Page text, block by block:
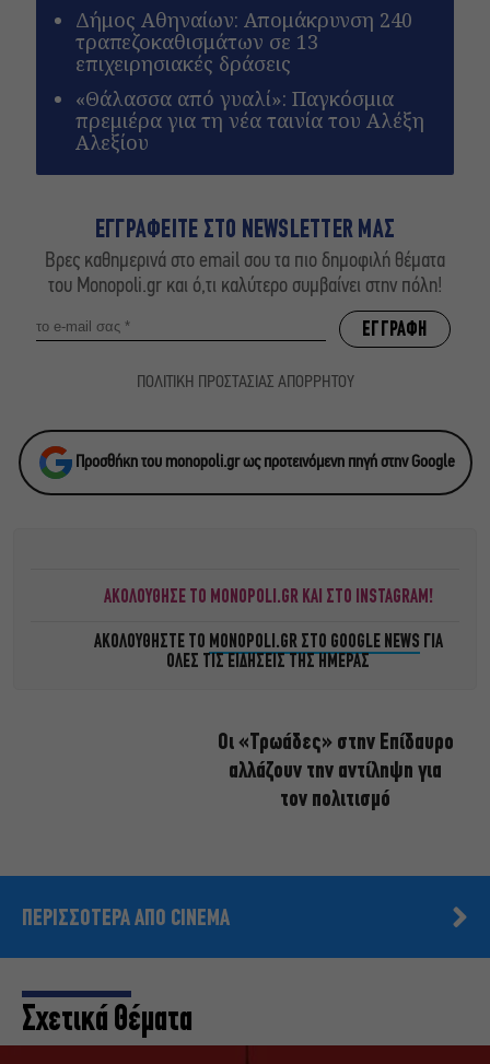
Δήμος Αθηναίων: Απομάκρυνση 240
τραπεζοκαθισμάτων σε 13
επιχειρησιακές δράσεις
«Θάλασσα από γυαλί»: Παγκόσμια
πρεμιέρα για τη νέα ταινία του Αλέξη
Αλεξίου
ΕΓΓΡΑΦΕΙΤΕ ΣΤΟ NEWSLETTER ΜΑΣ
Βρες καθημερινά στο email σου τα πιο δημοφιλή θέματα
του Monopoli.gr και ό,τι καλύτερο συμβαίνει στην πόλη!
ΠΟΛΙΤΙΚΗ ΠΡΟΣΤΑΣΙΑΣ ΑΠΟΡΡΗΤΟΥ
Προσθήκη του monopoli.gr ως προτεινόμενη πηγή στην Google
ΑΚΟΛΟΥΘΗΣΕ ΤΟ MONOPOLI.GR ΚΑΙ ΣΤΟ INSTAGRAM!
ΑΚΟΛΟΥΘΗΣΤΕ ΤΟ MONOPOLI.GR ΣΤΟ GOOGLE NEWS ΓΙΑ
ΟΛΕΣ ΤΙΣ ΕΙΔΗΣΕΙΣ ΤΗΣ ΗΜΕΡΑΣ
Οι «Τρωάδες» στην Επίδαυρο
αλλάζουν την αντίληψη για
τον πολιτισμό
ΠΕΡΙΣΣΟΤΕΡΑ ΑΠΟ CINEMA
Σχετικά Θέματα